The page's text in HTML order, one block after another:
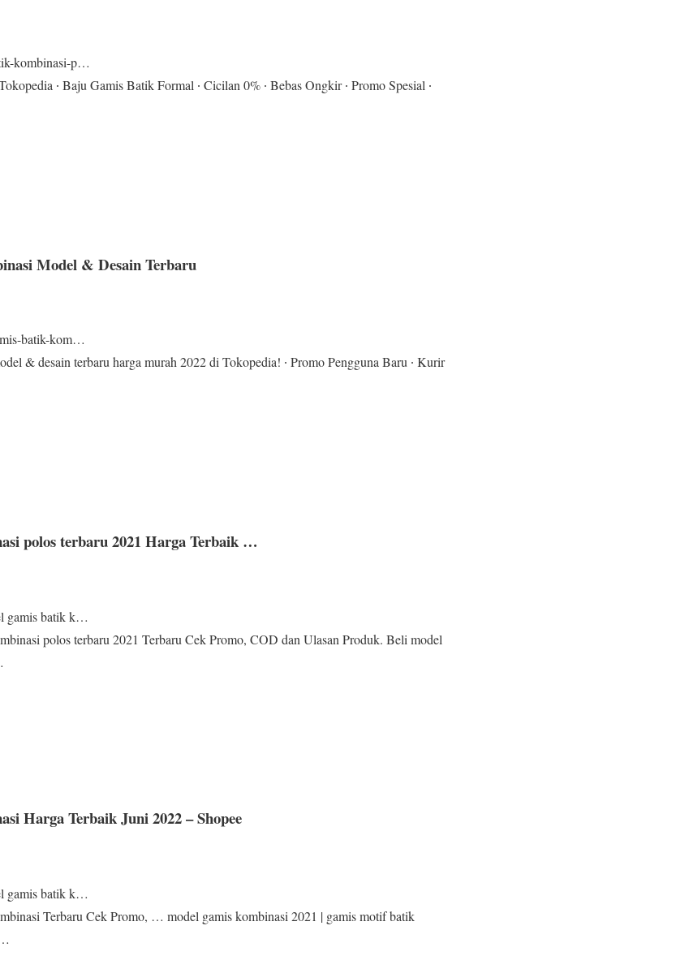
kombinasi-p…
∙ Baju Gamis Batik Formal ∙ Cicilan 0% ∙ Bebas Ongkir ∙ Promo Spesial ∙
Model & Desain Terbaru
batik-kom…
& desain terbaru harga murah 2022 di Tokopedia! ∙ Promo Pengguna Baru ∙ Kurir
polos terbaru 2021 Harga Terbaik …
gamis batik k…
polos terbaru 2021 Terbaru Cek Promo, COD dan Ulasan Produk. Beli model
Harga Terbaik Juni 2022 – Shopee
gamis batik k…
Terbaru Cek Promo, … model gamis kombinasi 2021 | gamis motif batik